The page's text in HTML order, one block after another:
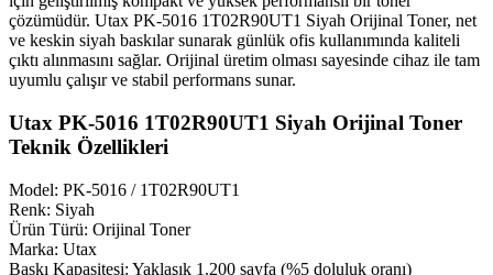
çözümüdür. Utax PK-5016 1T02R90UT1 Siyah Orijinal Toner, net
ve keskin siyah baskılar sunarak günlük ofis kullanımında kaliteli
çıktı alınmasını sağlar. Orijinal üretim olması sayesinde cihaz ile tam
uyumlu çalışır ve stabil performans sunar.
Utax PK-5016 1T02R90UT1 Siyah Orijinal Toner
Teknik Özellikleri
Model: PK-5016 / 1T02R90UT1
Renk: Siyah
Ürün Türü: Orijinal Toner
Marka: Utax
Baskı Kapasitesi: Yaklaşık 1.200 sayfa (%5 doluluk oranı)